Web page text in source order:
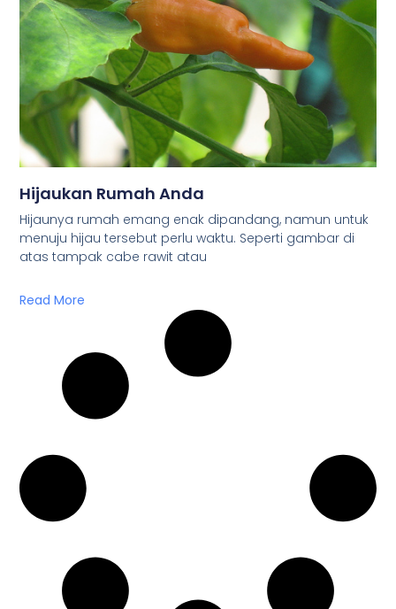
Hijaukan Rumah Anda
Hijaunya rumah emang enak dipandang, namun untuk
menuju hijau tersebut perlu waktu. Seperti gambar di
atas tampak cabe rawit atau
Read More